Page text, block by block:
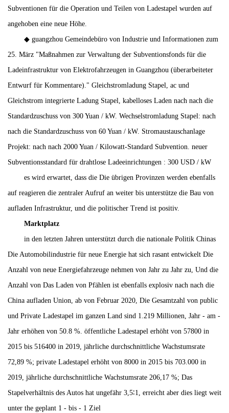
Subventionen für die Operation und Teilen von Ladestapel wurden auf
angehoben eine neue Höhe.
◆ guangzhou Gemeindebüro von Industrie und Informationen zum
25. März "Maßnahmen zur Verwaltung der Subventionsfonds für die
Ladeinfrastruktur von Elektrofahrzeugen in Guangzhou (überarbeiteter
Entwurf für Kommentare)." Gleichstromladung Stapel, ac und
Gleichstrom integrierte Ladung Stapel, kabelloses Laden nach nach die
Standardzuschuss von 300 Yuan / kW. Wechselstromladung Stapel: nach
nach die Standardzuschuss von 60 Yuan / kW. Stromaustauschanlage
Projekt: nach nach 2000 Yuan / Kilowatt-Standard Subvention. neuer
Subventionsstandard für drahtlose Ladeeinrichtungen : 300 USD / kW
es wird erwartet, dass die Die übrigen Provinzen werden ebenfalls
auf reagieren die zentraler Aufruf an weiter bis unterstütze die Bau von
aufladen Infrastruktur, und die politischer Trend ist positiv.
Marktplatz
in den letzten Jahren unterstützt durch die nationale Politik Chinas
Die Automobilindustrie für neue Energie hat sich rasant entwickelt Die
Anzahl von neue Energiefahrzeuge nehmen von Jahr zu Jahr zu, Und die
Anzahl von Das Laden von Pfählen ist ebenfalls explosiv nach nach die
China aufladen Union, ab von Februar 2020, Die Gesamtzahl von public
und Private Ladestapel im ganzen Land sind 1.219 Millionen, Jahr - am -
Jahr erhöhen von 50.8 %. öffentliche Ladestapel erhöht von 57800 in
2015 bis 516400 in 2019, jährliche durchschnittliche Wachstumsrate
72,89 %; private Ladestapel erhöht von 8000 in 2015 bis 703.000 in
2019, jährliche durchschnittliche Wachstumsrate 206,17 %; Das
Stapelverhältnis des Autos hat ungefähr 3,5∶1, erreicht aber dies liegt weit
unter the geplant 1 - bis - 1 Ziel